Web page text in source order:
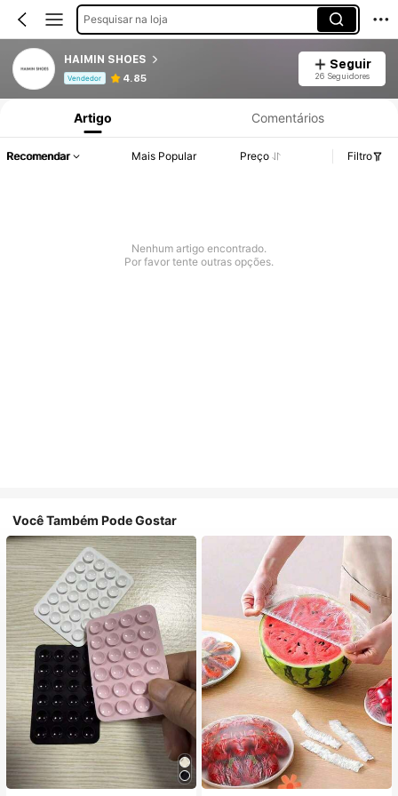
Pesquisar na loja
HAIMIN SHOES
Vendedor 4.85
Seguir
26 Seguidores
Informações do Produto: Divulgação de Preço, Vendas e Detalhes de Stock.
Artigo Comentários
Recomendar Mais Popular Preço Filtro
Nenhum artigo encontrado.
Por favor tente outras opções.
Você Também Pode Gostar